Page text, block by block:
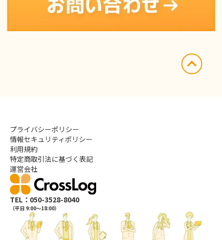
TEL：050-3528-8040
（平日 9:00〜18:00）
プライバシーポリシー
情報セキュリティポリシー
利用規約
特定商取引法に基づく表記
運営会社